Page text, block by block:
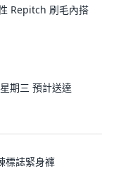
Repitch 刷毛內搭
期三 預計送達
標誌緊身褲